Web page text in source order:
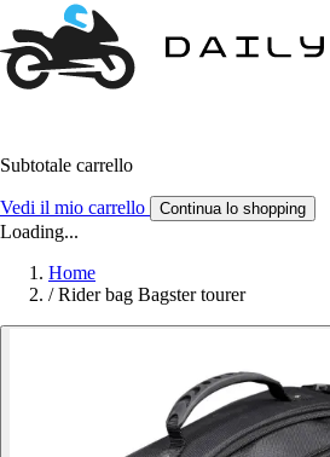
Subtotale carrello
Vedi il mio carrello Continua lo shopping
Loading...
Home
/ Rider bag Bagster tourer